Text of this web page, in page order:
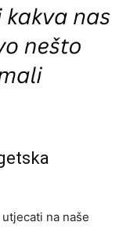
na naše